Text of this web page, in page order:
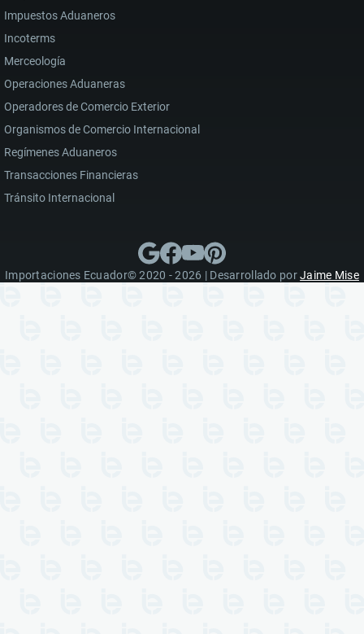
Impuestos Aduaneros
Incoterms
Merceología
Operaciones Aduaneras
Operadores de Comercio Exterior
Organismos de Comercio Internacional
Regímenes Aduaneros
Transacciones Financieras
Tránsito Internacional
Importaciones Ecuador© 2020 - 2026 | Desarrollado porJaime Mise